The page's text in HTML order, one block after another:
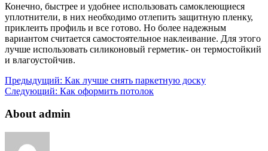
Конечно, быстрее и удобнее использовать самоклеющиеся
уплотнители, в них необходимо отлепить защитную пленку,
приклеить профиль и все готово. Но более надежным
вариантом считается самостоятельное наклеивание. Для этого
лучше использовать силиконовый герметик- он термостойкий
и влагоустойчив.
Предыдущий: Как лучше снять паркетную доску
Следующий: Как оформить потолок
About admin